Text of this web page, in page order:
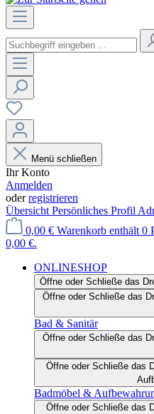
Menü schließen
Ihr Konto
Anmelden
oderregistrieren
Übersicht Persönliches Profil
0,00 € Warenkorb enthält 0
0,00 €.
ONLINESHOP
Öffne oder Schließe das
Öffne oder Schließe das
Bad & Sanitär
Öffne oder Schließe das
Öffne oder Schließe das
Badmöbel &
Öffne oder Schließe das